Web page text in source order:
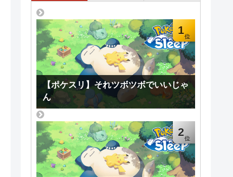
1
【ポケスリ】それツボツボでいいじゃ
ん
2